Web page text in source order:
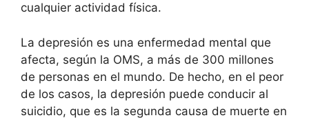
cualquier actividad física.
La depresión es una enfermedad mental que
afecta, según la OMS, a más de 300 millones
de personas en el mundo. De hecho, en el peor
de los casos, la depresión puede conducir al
suicidio, que es la segunda causa de muerte en